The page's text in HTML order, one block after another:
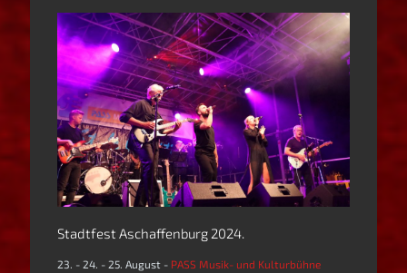
Stadtfest Aschaffenburg 2024.
23. - 24. - 25. August - PASS Musik- und Kulturbühne